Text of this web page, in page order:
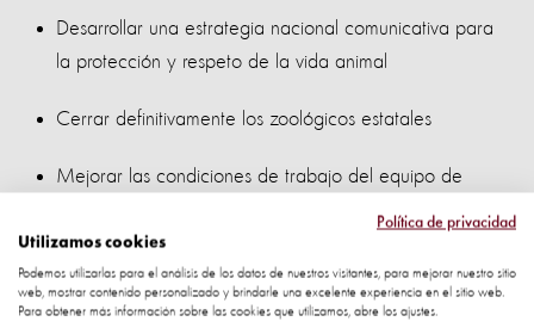
Desarrollar una estrategia nacional comunicativa para
la protección y respeto de la vida animal
Cerrar definitivamente los zoológicos estatales
Mejorar las condiciones de trabajo del equipo de
guardaparques del Sistema Nacional de áreas de
Conservación, de modo que velen de mejor forma por
el cumplimiento de la Ley de Conservación de Vida
Silvestre.
Política de privacidad
Utilizamos cookies
Podemos utilizarlas para el análisis de los datos de nuestros visitantes, para mejorar nuestro sitio
web, mostrar contenido personalizado y brindarle una excelente experiencia en el sitio web.
Para obtener más información sobre las cookies que utilizamos, abre los ajustes.